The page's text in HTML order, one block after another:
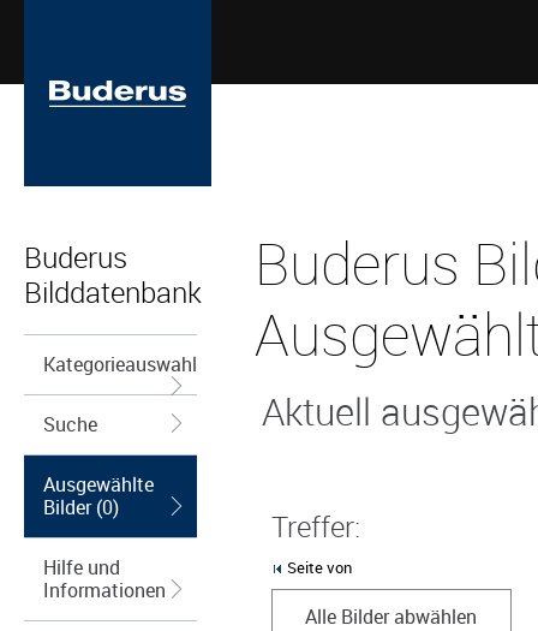
Buderus
Bilddatenbank
Kategorieauswahl
Suche
Ausgewählte
Bilder (0)
Hilfe und
Informationen
Buderus
Aktuell
Treffer:
Seite von
Alle Bilder abwählen